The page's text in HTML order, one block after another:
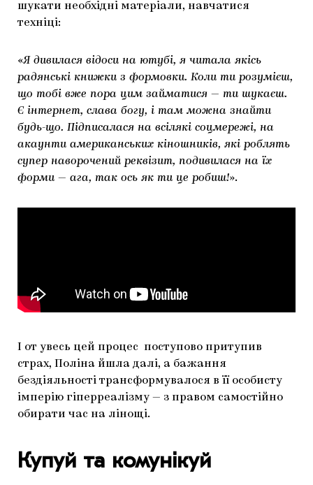
шукати необхідні матеріали, навчатися
техніці:
«Я дивилася відоси на ютубі, я читала якісь
радянські книжки з формовки. Коли ти розумієш,
що тобі вже пора цим займатися — ти шукаєш.
Є інтернет, слава богу, і там можна знайти
будь-що. Підписалася на всілякі соцмережі, на
акаунти американських кіношників, які роблять
супер наворочений реквізит, подивилася на їх
форми — ага, так ось як ти це робиш!».
І от увесь цей процес поступово притупив
страх, Поліна йшла далі, а бажання
бездіяльності трансформувалося в її особисту
імперію гіперреалізму — з правом самостійно
обирати час на лінощі.
Купуй та комунікуй